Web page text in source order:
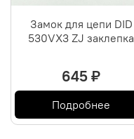
Замок для цепи DID
530VX3 ZJ заклепка
645 ₽
Подробнее